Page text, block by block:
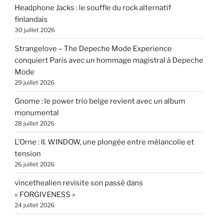
Headphone Jacks : le souffle du rock alternatif
finlandais
30 juillet 2026
Strangelove – The Depeche Mode Experience
conquiert Paris avec un hommage magistral à Depeche
Mode
29 juillet 2026
Gnome : le power trio belge revient avec un album
monumental
28 juillet 2026
L’Orne : II. WINDOW, une plongée entre mélancolie et
tension
26 juillet 2026
vincethealien revisite son passé dans
« FORGIVENESS »
24 juillet 2026